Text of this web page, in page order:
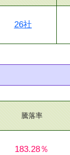
26社
騰落率
183.28％